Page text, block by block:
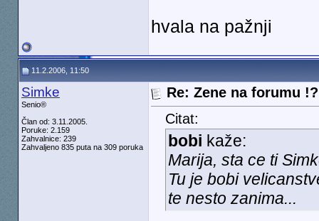
hvala na pažnji
11.2.2006, 11:50
Simke
Senio®
Član od: 3.11.2005.
Poruke: 2.159
Zahvalnice: 239
Zahvaljeno 835 puta na 309 poruka
Re: Zene na forumu
Citat:
bobi kaže:
Marija, sta ce ti
Tu je bobi
te nesto zanima...